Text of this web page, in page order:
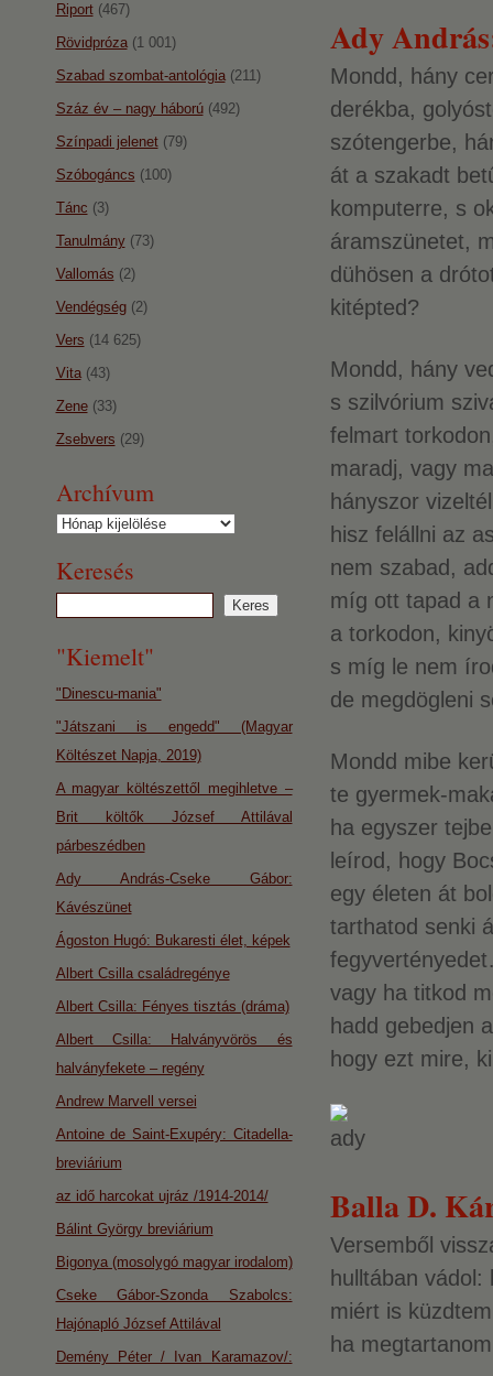
Ady
Mondd, hány
derékba,
szótengerbe,
át a szakadt
komputerre, s
áramszünetet,
dühösen a
kitépted?
Mondd, hány
s szilvórium
felmart
maradj, vagy
hányszor
hisz felállni az
nem szabad,
míg ott tapad a
a torkodon,
s míg le nem
de megdögleni
Mondd mibe
te gyermek-
ha egyszer
leírod, hogy
egy életen át
tarthatod senki
vagy ha titkod
hadd gebedjen
hogy ezt mire,
Balla D.
Versemből
hulltában
miért is
ha
Riport(467)
Rövidpróza(1 001)
Szabad szombat-antológia(211)
Száz év – nagy háború(492)
Színpadi jelenet(79)
Szóbogáncs (100)
Tánc (3)
Tanulmány(73)
Vallomás (2)
Vendégség(2)
Vers (14 625)
Vita(43)
Zene(33)
Zsebvers (29)
Archívum
Archívum
Keresés
"Kiemelt"
"Dinescu-mania"
"Játszani is engedd" (Magyar
Költészet Napja, 2019)
A magyar költészettől megihletve –
Brit költők József Attilával
párbeszédben
Ady András-Cseke Gábor:
Kávészünet
Ágoston Hugó: Bukaresti élet, képek
Albert Csilla családregénye
Albert Csilla: Fényes tisztás (dráma)
Albert Csilla: Halványvörös és
halványfekete – regény
Andrew Marvell versei
Antoine de Saint-Exupéry: Citadella-
breviárium
az idő harcokat ujráz /1914-2014/
Bálint György breviárium
Bigonya (mosolygó magyar irodalom)
Cseke Gábor-Szonda Szabolcs:
Hajónapló József Attilával
Demény Péter / Ivan Karamazov/: